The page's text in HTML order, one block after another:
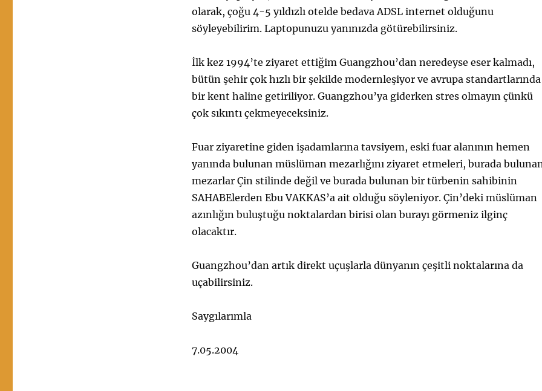
olarak, çoğu 4-5 yıldızlı otelde bedava ADSL internet olduğunu
söyleyebilirim. Laptopunuzu yanınızda götürebilirsiniz.
İlk kez 1994’te ziyaret ettiğim Guangzhou’dan neredeyse eser kalmadı,
bütün şehir çok hızlı bir şekilde modernleşiyor ve avrupa standartlarında
bir kent haline getiriliyor. Guangzhou’ya giderken stres olmayın çünkü
çok sıkıntı çekmeyeceksiniz.
Fuar ziyaretine giden işadamlarına tavsiyem, eski fuar alanının hemen
yanında bulunan müslüman mezarlığını ziyaret etmeleri, burada
mezarlar Çin stilinde değil ve burada bulunan bir türbenin sahibinin
SAHABElerden Ebu VAKKAS’a ait olduğu söyleniyor. Çin’deki müslüman
azınlığın buluştuğu noktalardan birisi olan burayı görmeniz ilginç
olacaktır.
Guangzhou’dan artık direkt uçuşlarla dünyanın çeşitli noktalarına da
uçabilirsiniz.
Saygılarımla
7.05.2004